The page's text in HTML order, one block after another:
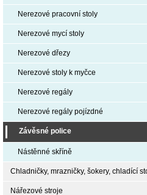
Nerezové pracovní stoly
Nerezové mycí stoly
Nerezové dřezy
Nerezové stoly k myčce
Nerezové regály
Nerezové regály pojízdné
Závěsné police
Nástěnné skříně
Chladničky, mrazničky, šokery, chladící
Nářezové stroje